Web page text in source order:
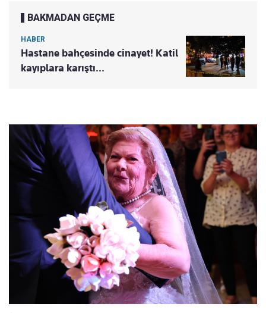
BAKMADAN GEÇME
HABER
Hastane bahçesinde cinayet! Katil
kayıplara karıştı...